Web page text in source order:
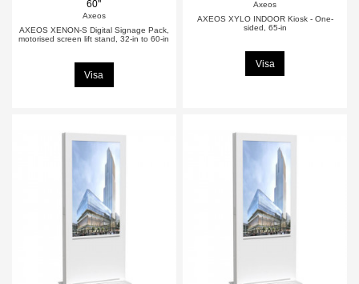
60"
Axeos
AXEOS XENON-S Digital Signage Pack,
motorised screen lift stand, 32-in to 60-in
Visa
Axeos
AXEOS XYLO INDOOR Kiosk - One-
sided, 65-in
Visa